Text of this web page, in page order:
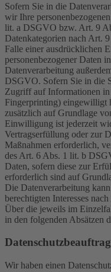
Sofern Sie in die
wir Ihre
lit. a DSGVO bzw. Art. 9
Datenkategorien nach Art.
Falle einer ausdrücklichen
personenbezogener Daten
Datenverarbeitung
DSGVO. Sofern Sie in die
Zugriff auf Informationen
Fingerprinting) eingewilligt
zusätzlich auf Grundlage
Einwilligung ist jederzeit
Vertragserfüllung oder zur
Maßnahmen erforderlich,
des Art. 6 Abs. 1 lit. b
Daten, sofern diese zur
erforderlich sind auf
Die Datenverarbeitung
berechtigten Interesses
Über die jeweils im
in den folgenden Absätzen
Wir haben einen